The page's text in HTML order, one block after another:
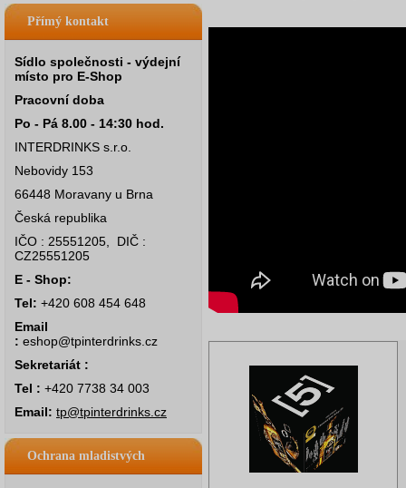
Přímý kontakt
Sídlo společnosti - výdejní
místo pro E-Shop
Pracovní doba
Po - Pá 8.00 - 14:30 hod.
INTERDRINKS s.r.o.
Nebovidy 153
66448 Moravany u Brna
Česká republika
IČO : 25551205, DIČ :
CZ25551205
E - Shop:
Tel: +420 608 454 648
Email
: eshop@tpinterdrinks.cz
Sekretariát :
Tel : +420 7738 34 003
Email: tp@tpinterdrinks.cz
Ochrana mladistvých